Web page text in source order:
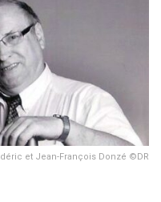
et Jean-François Donzé ©DR